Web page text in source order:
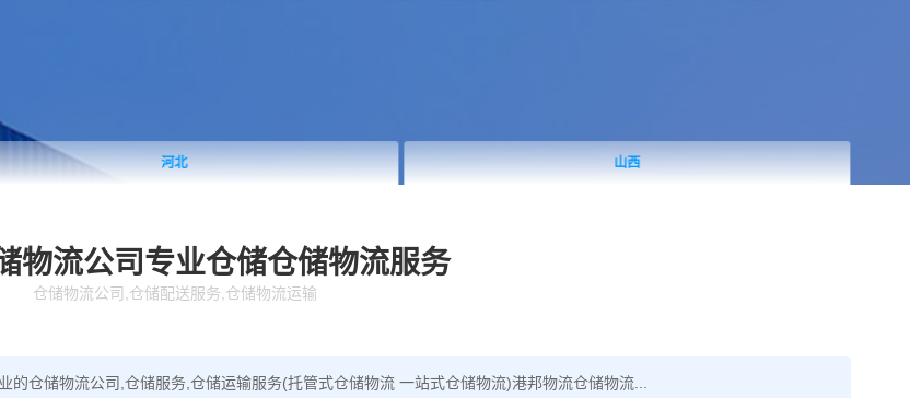
河北 山西
物流公司专业仓储仓储物流服务
仓储物流公司,仓储配送服务,仓储物流运输
仓储物流公司,仓储服务,仓储运输服务(托管式仓储物流 一站式仓储物流)港邦物流仓储物流...